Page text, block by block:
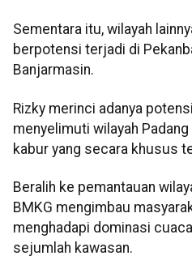
Sementara itu, wilayah
berpotensi terjadi di
Banjarmasin.
Rizky merinci adanya
menyelimuti wilayah
kabur yang secara khusus
Beralih ke pemantauan
BMKG mengimbau
menghadapi dominasi
sejumlah kawasan.